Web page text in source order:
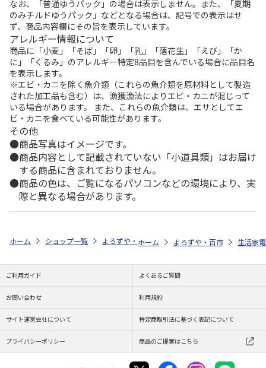
なお、「普通ゆうパック」の場合は表示しません。また、「夏期
のみチルドゆうパック」などとなる場合は、記号での表示はせ
ず、商品内容欄にその旨を表示しています。
アレルギー情報について
商品に「小麦」「そば」「卵」「乳」「落花生」「えび」「か
に」「くるみ」のアレルギー特定8品目を含んでいる場合に品目名
を表示します。
※エビ・カニを除く魚介類（これらの魚介類を原材料として製造
された加工品も含む）は、漁獲漁法によりエビ・カニが混じって
いる場合があります。 また、これらの魚介類は、エサとしてエ
ビ・カニを食べている可能性があります。
その他
商品写真はイメージです。
商品内容として記載されていない「小道具類」はお届け
する商品に含まれておりません。
商品の色は、ご覧になるパソコンなどの環境により、実
際と異なる場合があります。
ホーム ショップ一覧 よろずや・百市 Deli 超静音A4サイズ据え置型
ホーム よろずや・百市 生活家電
ご利用ガイド よくあるご質問
お問い合わせ 利用規約
サイト運営会社について 特定商取引法に基づく表記について
プライバシーポリシー 商品のご提案はこちら